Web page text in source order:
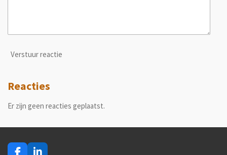
Verstuur reactie
Reacties
Er zijn geen reacties geplaatst.